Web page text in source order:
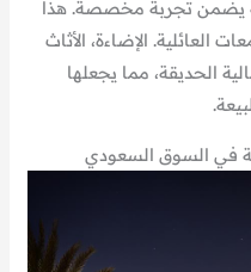
يضمن تجربة مخصصة. هذا
العائلية. الإضاءة، الأثاث
الحديقة، مما يجعلها